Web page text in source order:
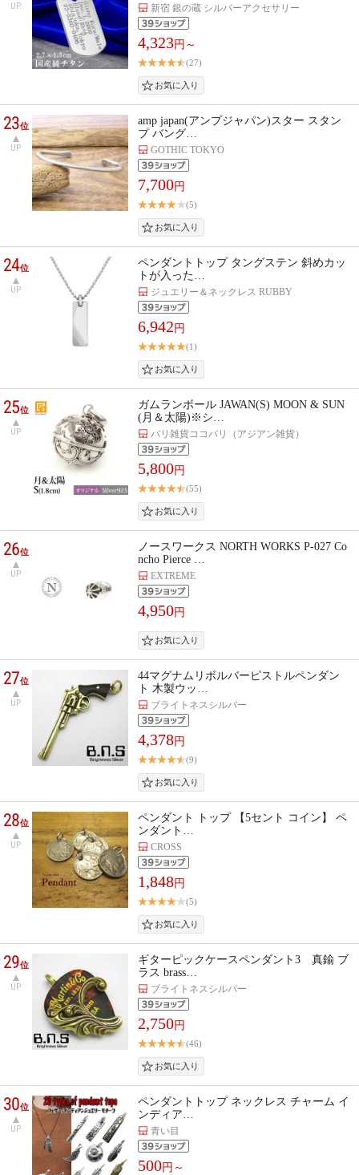
UP 新宿 銀の蔵 シルバーアクセサリー
4,323円～
(27)
23位
UP
amp japan(アンプジャパン)スター スタン
プ バング…
GOTHIC TOKYO
7,700円
(5)
24位
UP
ペンダントトップ タングステン 斜めカッ
トが入った…
ジュエリー＆ネックレス RUBBY
6,942 円
(1)
25位
UP
ガムランボール JAWAN(S) MOON & SUN
(月＆太陽)※シ…
バリ雑貨ココバリ（アジアン雑貨）
5,800円
(55)
26位
UP
ノースワークス NORTH WORKS P-027 Co
ncho Pierce …
EXTREME
4,950円
27位
UP
44マグナムリボルバーピストルペンダン
ト 木製ウッ…
ブライトネスシルバー
4,378円
(9)
28位
UP
ペンダント トップ 【5セント コイン】 ペ
ンダント…
CROSS
1,848円
(5)
29位
UP
ギターピックケースペンダント3 真鍮 ブ
ラス brass…
ブライトネスシルバー
2,750円
(46)
30位
UP
ペンダントトップ ネックレス チャーム イ
ンディア…
青い目
500円～